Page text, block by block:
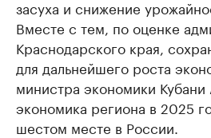
засуха и снижение
Вместе с тем, по оценке
Краснодарского края,
для дальнейшего роста
министра экономики Кубани
экономика региона в 2025
шестом месте в России.